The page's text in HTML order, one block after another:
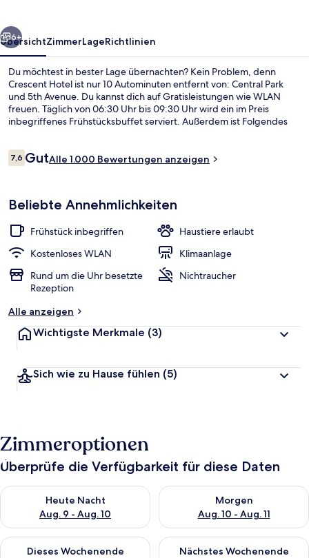
Weiter
6+
ÜbersichtZimmerLageRichtlinien
Du möchtest in bester Lage übernachten? Kein Problem, denn
Crescent Hotel ist nur 10 Autominuten entfernt von: Central Park
und 5th Avenue. Du kannst dich auf Gratisleistungen wie WLAN
freuen. Täglich von 06:30 Uhr bis 09:30 Uhr wird ein im Preis
inbegriffenes Frühstücksbuffet serviert. Außerdem ist Folgendes
fußläufige Entfernung zu den öffentlichen Verkehrsmitteln: Zur U-
Bewertungen
7,67,6 von 10.
GutAlle 1.000 Bewertungen anzeigen
Beliebte Annehmlichkeiten
Frühstück inbegriffen
Haustiere erlaubt
Kostenloses WLAN
Klimaanlage
Rund um die Uhr besetzte
Rezeption
Nichtraucher
Alle anzeigen
Wichtigste Merkmale (3)
Sich wie zu Hause fühlen (5)
Zimmeroptionen
Überprüfe die Verfügbarkeit für diese Daten
Heute Nacht
Aug. 9 - Aug. 10
Überprüfe die Verfügbarkeit für heute Nacht, Aug. 9 - Aug.
Morgen
Aug. 10 - Aug. 11
Überprüfe die Verfügbarkeit
Dieses Wochenende
Überprüfe die Verfügbarkeit für dieses Wochenende, Aug. 14
Nächstes Wochenende
Überprüfe die Verfügbarkeit